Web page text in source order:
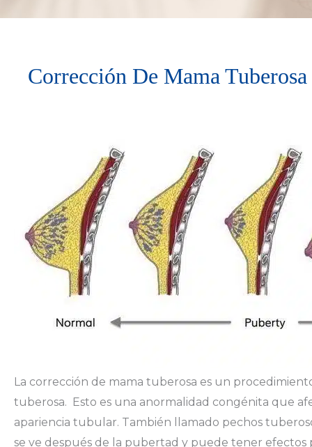
Corrección De Mama
La corrección de mama tuberosa es un
tuberosa. Esto es una anormalidad congénita que
apariencia tubular. También llamado pechos
se ve después de la pubertad y puede tener efectos